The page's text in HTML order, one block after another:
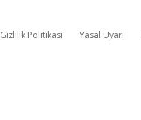
Gizlilik Politikası Yasal Uyarı